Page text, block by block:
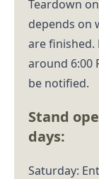
Teardown
depends on
are
around 6:00
be notified.
Stand
days:
Saturday: